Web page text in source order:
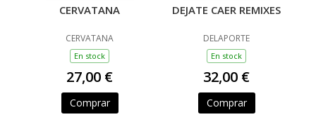
CERVATANA
CERVATANA
En stock
27,00 €
Comprar
DEJATE CAER REMIXES
DELAPORTE
En stock
32,00 €
Comprar